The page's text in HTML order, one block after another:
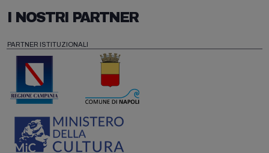
I NOSTRI PARTNER
PARTNER ISTITUZIONALI